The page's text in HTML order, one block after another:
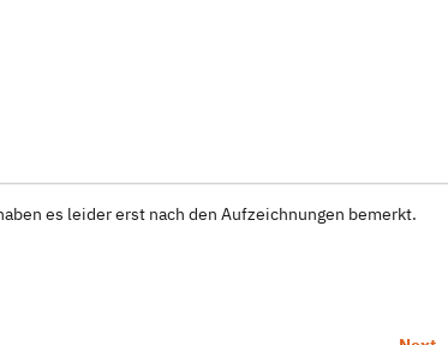
es leider erst nach den Aufzeichnungen bemerkt.